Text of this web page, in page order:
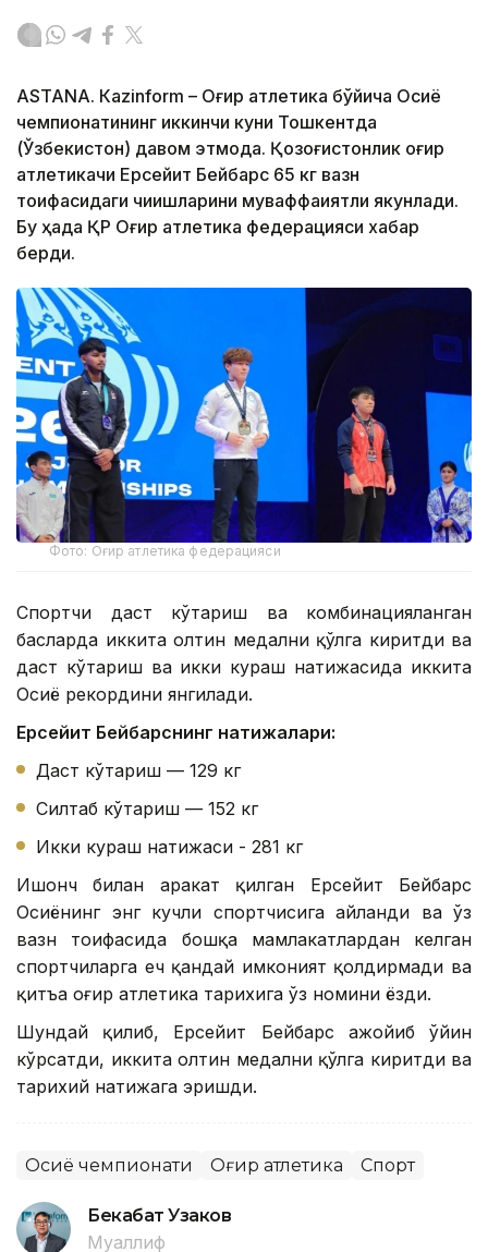
ASTANА. Кazinform – Оғир атлетика бўйича Осиё
чемпионатининг иккинчи куни Тошкентда
(Ўзбекистон) давом этмоқда. Қозоғистонлик оғир
атлетикачи Ерсейит Бейбарс 65 кг вазн
тоифасидаги чиқишларини муваффақиятли якунлади.
Бу ҳақда ҚР Оғир атлетика федерацияси хабар
берди.
Фото: Оғир атлетика федерацияси
Спортчи даст кўтариш ва комбинацияланган
баҳсларда иккита олтин медални қўлга киритди ва
даст кўтариш ва икки кураш натижасида иккита
Осиё рекордини янгилади.
Ерсейит Бейбарснинг натижалари:
Даст кўтариш — 129 кг
Силтаб кўтариш — 152 кг
Икки кураш натижаси - 281 кг
Ишонч билан ҳаракат қилган Ерсейит Бейбарс
Осиёнинг энг кучли спортчисига айланди ва ўз
вазн тоифасида бошқа мамлакатлардан келган
спортчиларга ҳеч қандай имконият қолдирмади ва
қитъа оғир атлетика тарихига ўз номини ёзди.
Шундай қилиб, Ерсейит Бейбарс ажойиб ўйин
кўрсатди, иккита олтин медални қўлга киритди ва
тарихий натижага эришди.
Осиё чемпионати Оғир атлетика Спорт
Бекабат Узаков
Муаллиф